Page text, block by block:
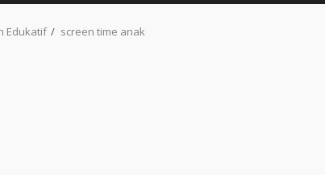
Edukatif screen time anak